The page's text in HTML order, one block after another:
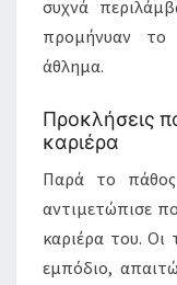
συχνά
προμήνυαν το
άθλημα.
Προκλήσεις
καριέρα
Παρά το
αντιμετώπισε
καριέρα του. Οι
εμπόδιο,